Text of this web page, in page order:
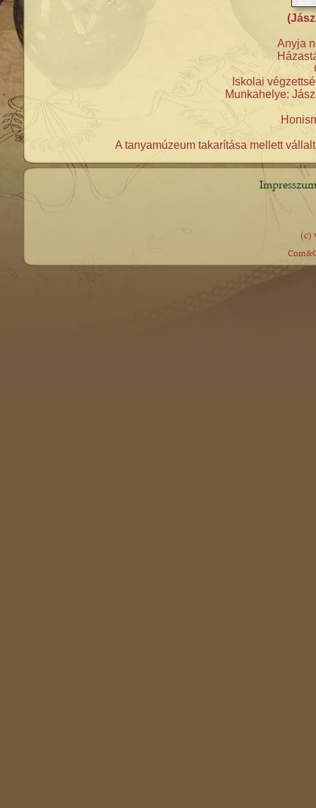
Anyja
Iskolai
Munkahelye:
A tanyamúzeum takarítása mellett
Impresszum
(c)